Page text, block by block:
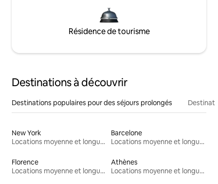
Résidence de tourisme
Destinations à découvrir
Destinations populaires pour des séjours prolongés
New York
Locations moyenne et longue durée
Barcelone
Locations moyenne et longue durée
Florence
Locations moyenne et longue durée
Athènes
Locations moyenne et longue durée